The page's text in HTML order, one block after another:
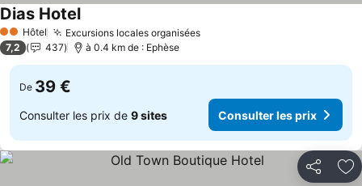
2 Étoiles
Hôtel Excursions locales organisées
Dias Hotel
7,2 437 à 0.4 km de : Ephèse
De 39 €
Consulter les prix de 9 sites Consulter les prix
Partager